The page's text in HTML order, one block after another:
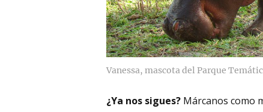
Vanessa, mascota del Parque
¿Ya nos sigues? Márcanos como